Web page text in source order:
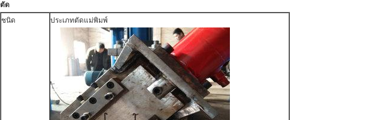
ตัด
ชนิด
ประเภทตัดแม่พิมพ์